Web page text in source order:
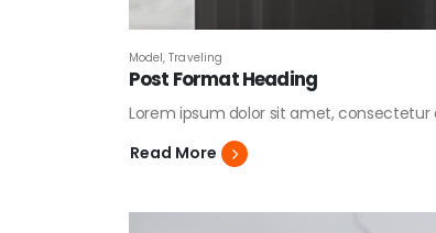
Model,Traveling
Post Format Heading
Lorem ipsum dolor sit amet, consectetur
Read More